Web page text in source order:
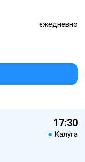
ежедневно
17:30
● Калуга